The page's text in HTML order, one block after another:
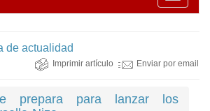
de actualidad
Imprimir artículo Enviar por email
prepara para lanzar los